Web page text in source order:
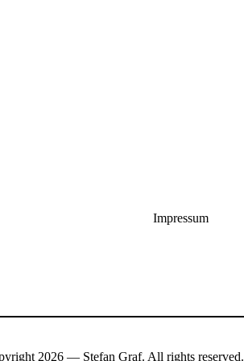
Impressum
2026 — Stefan Graf. All rights reserved.